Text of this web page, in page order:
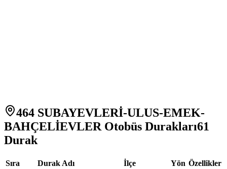
464 SUBAYEVLERİ-ULUS-EMEK-
BAHÇELİEVLER Otobüs Durakları61
Durak
Sıra Durak Adı İlçe Yön Özellikler